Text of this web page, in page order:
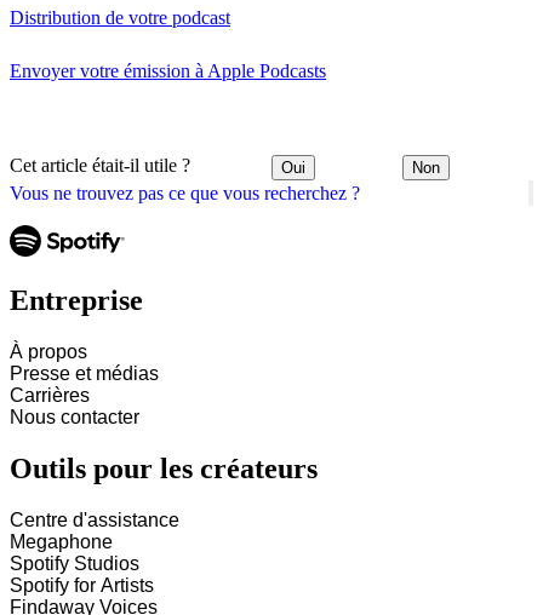
Vous ne trouvez pas ce que vous recherchez ?
Distribution de votre podcast
Envoyer votre émission à Apple Podcasts
Cet article était-il utile ? Oui Non
Entreprise
À propos
Presse et médias
Carrières
Nous contacter
Outils pour les créateurs
Centre d'assistance
Megaphone
Spotify Studios
Spotify for Artists
Findaway Voices